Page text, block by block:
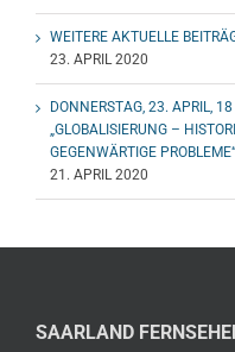
WEITERE AKTUELLE
23. APRIL 2020
DONNERSTAG, 23. APRIL,
„GLOBALISIERUNG –
GEGENWÄRTIGE
21. APRIL 2020
SAARLAND